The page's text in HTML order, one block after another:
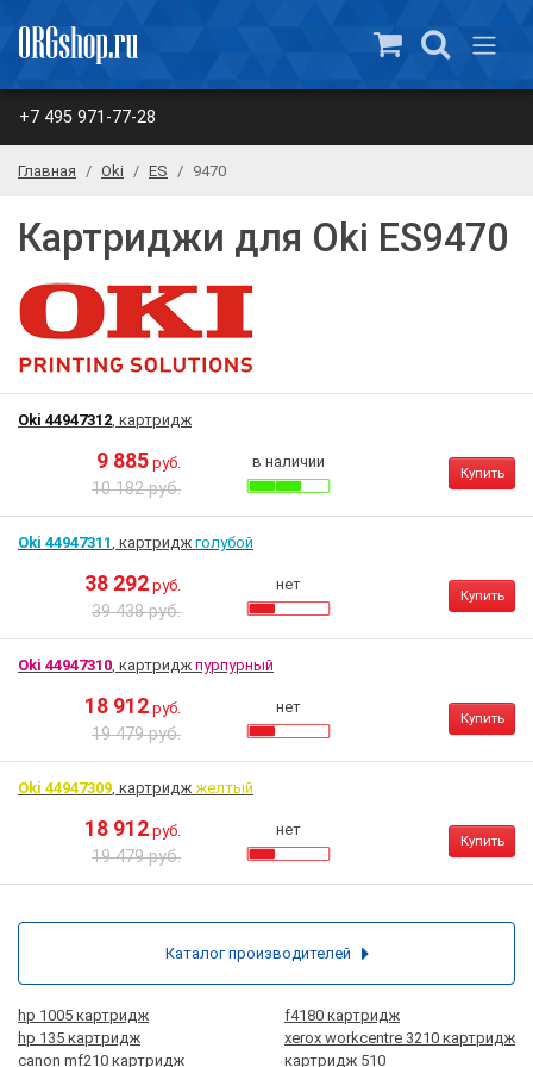
+7 495 971-77-28
Главная Oki ES 9470
Картриджи для Oki ES9470
Oki 44947312, картридж
9 885 руб.
10 182 руб.
в наличии
Купить
Oki 44947311, картридж голубой
38 292 руб.
39 438 руб.
нет
Купить
Oki 44947310, картридж пурпурный
18 912 руб.
19 479 руб.
нет
Купить
Oki 44947309, картридж желтый
18 912 руб.
19 479 руб.
нет
Купить
hp 1005 картридж
f4180 картридж
hp 135 картридж
xerox workcentre 3210 картридж
canon mf210 картридж
картридж 510